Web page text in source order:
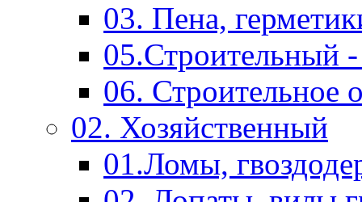
03. Пена,
05.Строительный
06. Строительное
02. Хозяйственный
01.Ломы,